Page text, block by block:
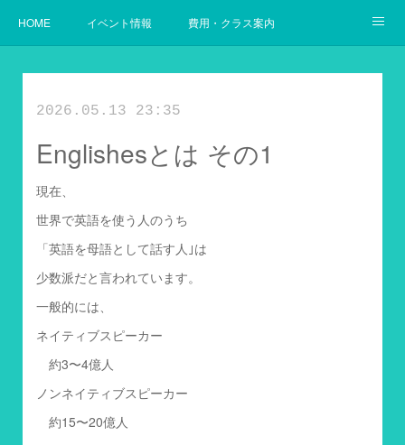
HOME イベント情報 費用・クラス案内
2026.05.13 23:35
Englishesとは その1
現在、
世界で英語を使う人のうち
「英語を母語として話す人｣は
少数派だと言われています。
一般的には、
ネイティブスピーカー
約3〜4億人
ノンネイティブスピーカー
約15〜20億人